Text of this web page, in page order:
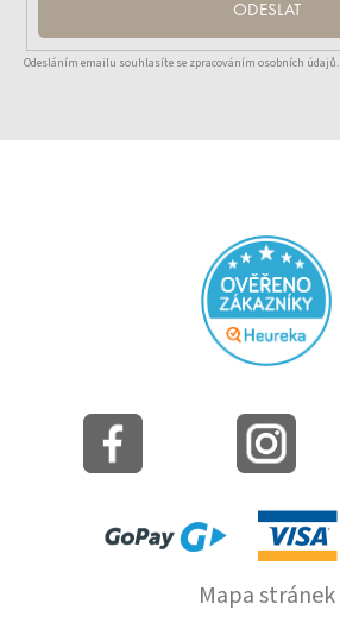
ODESLAT
Odesláním emailu souhlasíte se zpracováním osobních údajů.
Mapa stránek